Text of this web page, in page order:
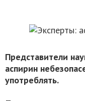
Представители
аспирин
употреблять.